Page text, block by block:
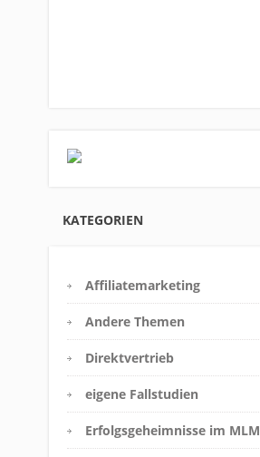
KATEGORIEN
Affiliatemarketing
Andere Themen
Direktvertrieb
eigene Fallstudien
Erfolgsgeheimnisse im MLM